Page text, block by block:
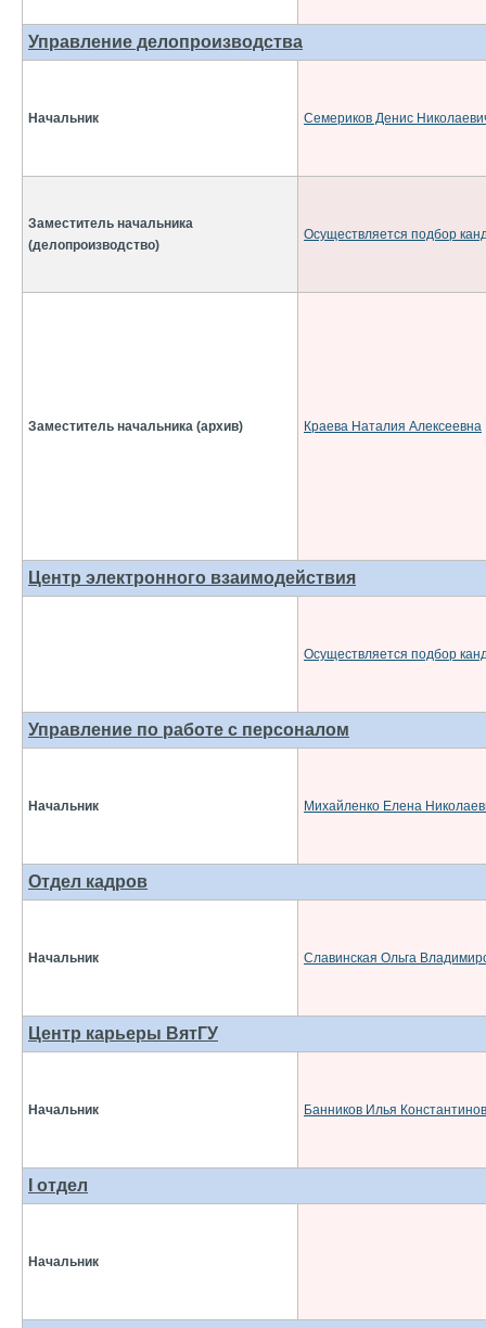
Управление делопроизводства
Начальник Семериков Денис
Заместитель начальника
(делопроизводство)
Осуществляется подбор
Заместитель начальника (архив) Краева Наталия Алексеевна
Центр электронного взаимодействия
Осуществляется подбор
Управление по работе с персоналом
Начальник Михайленко Елена
Отдел кадров
Начальник Славинская Ольга
Центр карьеры ВятГУ
Начальник Банников Илья
I отдел
Начальник